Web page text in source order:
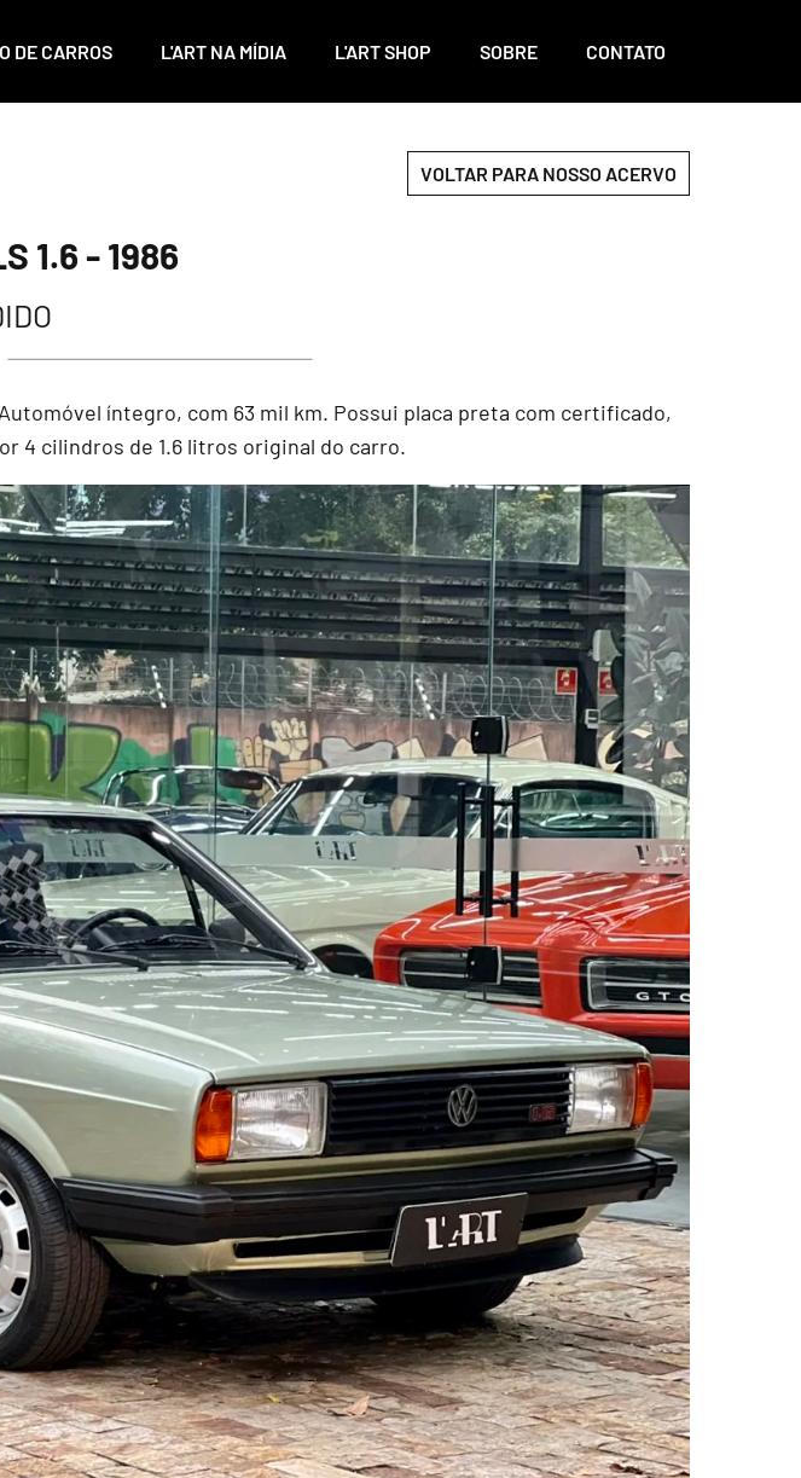
DE CARROS L'ART NA MÍDIA L'ART SHOP SOBRE CONTATO
VOLTAR PARA NOSSO ACERVO
1.6 - 1986
íntegro, com 63 mil km. Possui placa preta com certificado,
4 cilindros de 1.6 litros original do carro.